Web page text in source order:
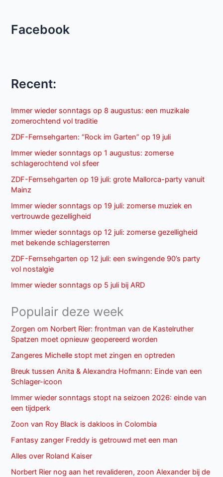
Facebook
Recent:
Immer wieder sonntags op 8 augustus: een muzikale
zomerochtend vol traditie
ZDF-Fernsehgarten: “Rock im Garten” op 19 juli
Immer wieder sonntags op 1 augustus: zomerse
schlagerochtend vol sfeer
ZDF-Fernsehgarten op 19 juli: grote Mallorca-party vanuit
Mainz
Immer wieder sonntags op 19 juli: zomerse muziek en
vertrouwde gezelligheid
Immer wieder sonntags op 12 juli: zomerse gezelligheid
met bekende schlagersterren
ZDF-Fernsehgarten op 12 juli: een swingende 90’s party
vol nostalgie
Immer wieder sonntags op 5 juli bij ARD
Populair deze week
Zorgen om Norbert Rier: frontman van de Kastelruther
Spatzen moet opnieuw geopereerd worden
Zangeres Michelle stopt met zingen en optreden
Breuk tussen Anita & Alexandra Hofmann: Einde van een
Schlager-icoon
Immer wieder sonntags stopt na seizoen 2026: einde van
een tijdperk
Zoon van Roy Black is dakloos in Colombia
Fantasy zanger Freddy is getrouwd met een man
Alles over Roland Kaiser
Norbert Rier nog aan het revalideren, zoon Alexander bij de